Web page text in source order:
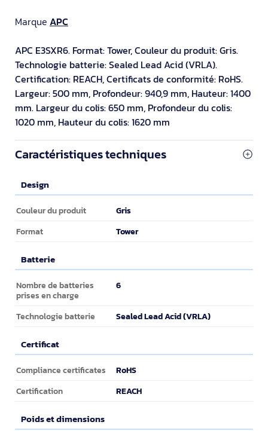
Marque APC
APC E3SXR6. Format: Tower, Couleur du produit: Gris.
Technologie batterie: Sealed Lead Acid (VRLA).
Certification: REACH, Certificats de conformité: RoHS.
Largeur: 500 mm, Profondeur: 940,9 mm, Hauteur: 1400
mm. Largeur du colis: 650 mm, Profondeur du colis:
1020 mm, Hauteur du colis: 1620 mm
Caractéristiques techniques
Design
Design
Couleur du produit Gris
Format Tower
Batterie
Batterie
Nombre de batteries
prises en charge
6
Technologie batterie Sealed Lead Acid (VRLA)
Certificat
Certificat
Compliance certificates RoHS
Certification REACH
Poids et dimensions